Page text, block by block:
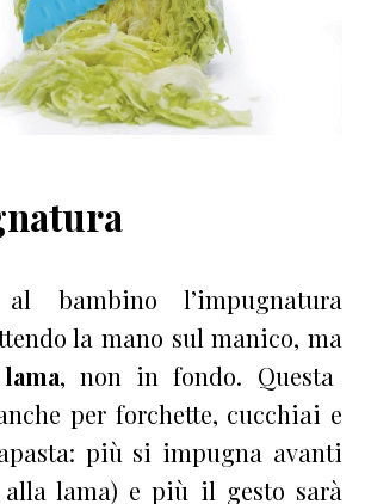
bambino l’impugnatura
la mano sul manico, ma
, non in fondo. Questa
per forchette, cucchiai e
più si impugna avanti
lama) e più il gesto sarà